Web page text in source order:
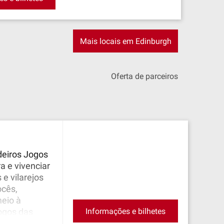
Mais locais em Edinburgh
Oferta de parceiros
Jogos
e vivenciar
e vilarejos
à
das
Informações e bilhetes